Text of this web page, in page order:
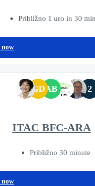
Približno 1 uro in 30
now
GD AB 2
ITAC BFC-ARA
Približno 30 minute
now